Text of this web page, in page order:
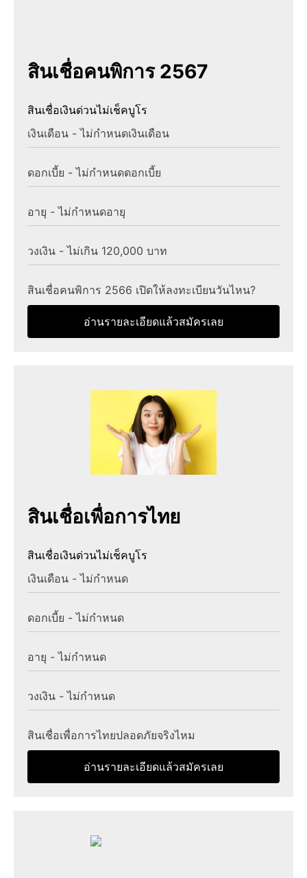
สินเชื่อคนพิการ 2567
สินเชื่อเงินด่วนไม่เช็คบูโร
เงินเดือน - ไม่กำหนดเงินเดือน
ดอกเบี้ย - ไม่กำหนดดอกเบี้ย
อายุ - ไม่กำหนดอายุ
วงเงิน - ไม่เกิน 120,000 บาท
สินเชื่อคนพิการ 2566 เปิดให้ลงทะเบียนวันไหน?
อ่านรายละเอียดแล้วสมัครเลย
สินเชื่อเพื่อการไทย
สินเชื่อเงินด่วนไม่เช็คบูโร
เงินเดือน - ไม่กำหนด
ดอกเบี้ย - ไม่กำหนด
อายุ - ไม่กำหนด
วงเงิน - ไม่กำหนด
สินเชื่อเพื่อการไทยปลอดภัยจริงไหม
อ่านรายละเอียดแล้วสมัครเลย